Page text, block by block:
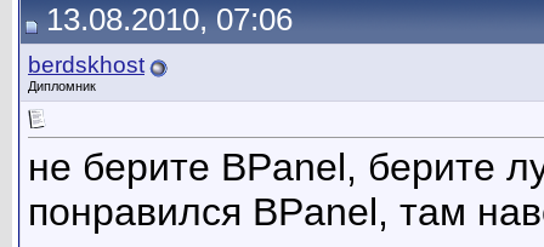
13.08.2010, 07:06
berdskhost
Дипломник
не берите BPanel, берите
понравился BPanel, там